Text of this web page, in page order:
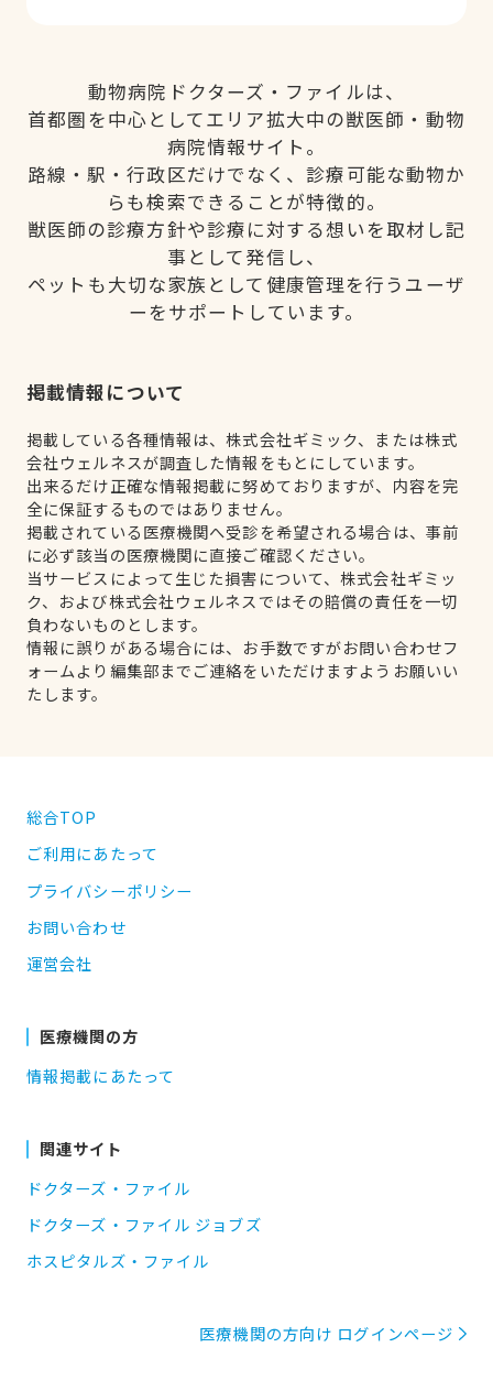
動物病院ドクターズ・ファイルは、
首都圏を中心としてエリア拡大中の獣医師・動物
病院情報サイト。
路線・駅・行政区だけでなく、診療可能な動物か
らも検索できることが特徴的。
獣医師の診療方針や診療に対する想いを取材し記
事として発信し、
ペットも大切な家族として健康管理を行うユーザ
ーをサポートしています。
掲載情報について
掲載している各種情報は、株式会社ギミック、または株式
会社ウェルネスが調査した情報をもとにしています。
出来るだけ正確な情報掲載に努めておりますが、内容を完
全に保証するものではありません。
掲載されている医療機関へ受診を希望される場合は、事前
に必ず該当の医療機関に直接ご確認ください。
当サービスによって生じた損害について、株式会社ギミッ
ク、および株式会社ウェルネスではその賠償の責任を一切
負わないものとします。
情報に誤りがある場合には、お手数ですがお問い合わせフ
ォームより編集部までご連絡をいただけますようお願いい
たします。
総合TOP
ご利用にあたって
プライバシーポリシー
お問い合わせ
運営会社
医療機関の方
情報掲載にあたって
関連サイト
ドクターズ・ファイル
ドクターズ・ファイル ジョブズ
ホスピタルズ・ファイル
医療機関の方向け ログインページ